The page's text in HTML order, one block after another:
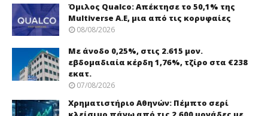
Όμιλος Qualco: Απέκτησε το 50,1% της
Multiverse A.E, μια από τις κορυφαίες
08/08/2026
Με άνοδο 0,25%, στις 2.615 μον.
εβδομαδιαία κέρδη 1,76%, τζίρο στα €238
εκατ.
07/08/2026
Χρηματιστήριο Αθηνών: Πέμπτο σερί